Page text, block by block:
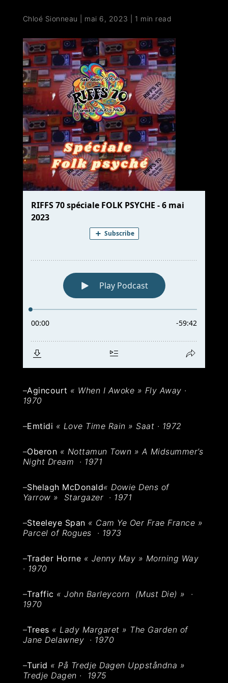
Chloé Sionneau mai 6, 2023 1 min read
–Agincourt « When I Awoke » Fly Away ·
1970
–Emtidi « Love Time Rain » Saat · 1972
–Oberon « Nottamun Town » A Midsummer’s
Night Dream · 1971
–Shelagh McDonald« Dowie Dens of
Yarrow » Stargazer · 1971
–Steeleye Span « Cam Ye Oer Frae France »
Parcel of Rogues · 1973
–Trader Horne « Jenny May » Morning Way
· 1970
–Traffic « John Barleycorn (Must Die) » ·
1970
–Trees « Lady Margaret » The Garden of
Jane Delawney · 1970
–Turid « På Tredje Dagen Uppståndna »
Tredje Dagen · 1975